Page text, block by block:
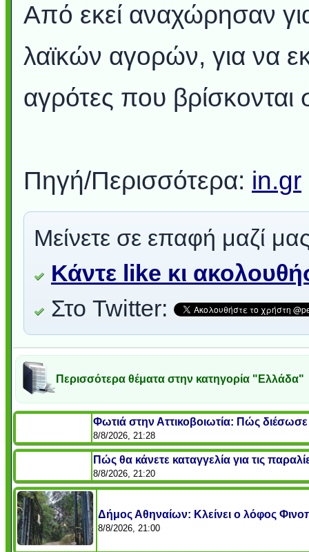
Από εκεί αναχώρησαν
λαϊκών αγορών, για να
αγρότες που βρίσκονται
Πηγή/Περισσότερα: in.gr
Μείνετε σε επαφή μαζί
Κάντε like κι
Στο Twitter:
Περισσότερα θέματα στην κατηγορία "Ελλάδα"
Φωτιά στην Αττικοβοιωτία: Πώς
8/8/2026, 21:28
Πώς θα κάνετε καταγγελία για τις
8/8/2026, 21:20
Δήμος Αθηναίων: Κλείνει ο λόφος
8/8/2026, 21:00